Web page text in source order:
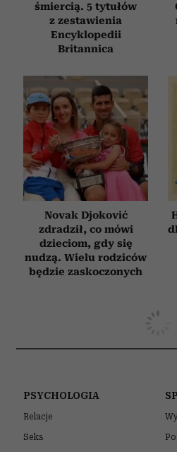
śmiercią. 5 tytułów
z zestawienia
Encyklopedii
Britannica
Novak Djoković
zdradził, co mówi
dzieciom, gdy się
nudzą. Wielu rodziców
będzie zaskoczonych
PSYCHOLOGIA
Relacje
Seks